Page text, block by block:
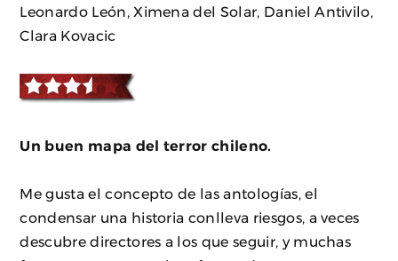
Leonardo León, Ximena del Solar, Daniel Antivilo,
Clara Kovacic
Un buen mapa del terror chileno.
Me gusta el concepto de las antologías, el
condensar una historia conlleva riesgos, a veces
descubre directores a los que seguir, y muchas